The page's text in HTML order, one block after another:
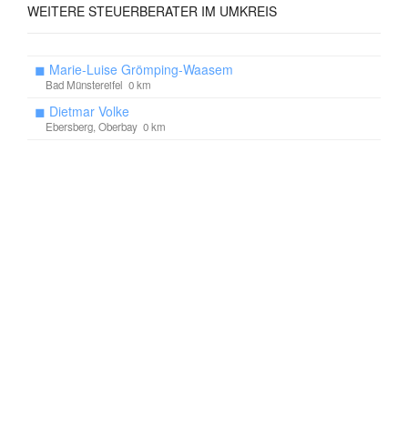
WEITERE STEUERBERATER IM UMKREIS
◼ Marie-Luise Grömping-Waasem
Bad Münstereifel 0 km
◼ Dietmar Volke
Ebersberg, Oberbay 0 km